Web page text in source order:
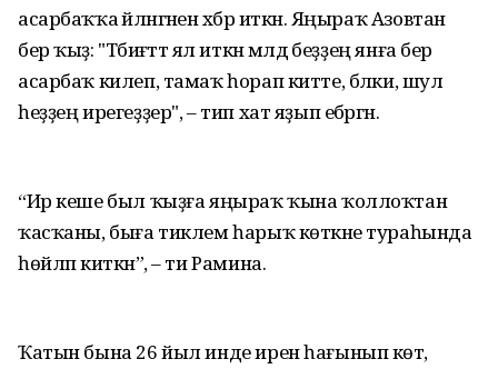
асарбаҡҡа әйләнгәнен хәбәр иткән. Яңыраҡ Азовтан
бер ҡыҙ: "Тәбиғәттә ял иткән мәлдә беҙҙең янға бер
асарбаҡ килеп, тамаҡ һорап китте, бәлки, шул
һеҙҙең ирегеҙҙер", – тип хат яҙып ебәргән.
“Ир кеше был ҡыҙға яңыраҡ ҡына ҡоллоҡтан
ҡасҡаны, быға тиклем һарыҡ көткәне тураһында
һөйләп киткән”, – ти Рамина.
Ҡатын бына 26 йыл инде ирен һағынып көтә,